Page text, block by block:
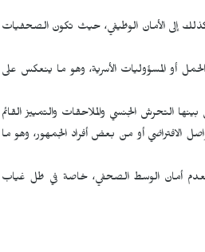
إلى الأمان الوظيفي، حيث تكون الصحفيات
أو المسؤوليات الأسرية، وهو ما ينعكس على
الجنسي والملاحقات والتمييز القائم
الافتراضي أو من بعض أفراد الجمهور، وهو ما
أمان الوسط الصحفي، خاصة في ظل غياب